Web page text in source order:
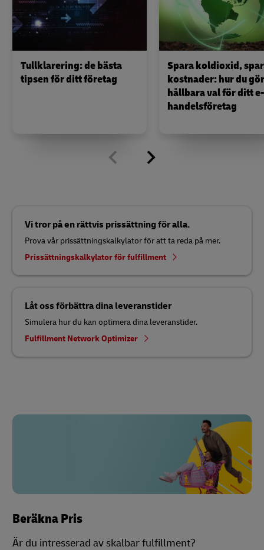
Tullklarering: de bästa
tipsen för ditt företag
Spara koldioxid,
kostnader: hur du gör
hållbara val för ditt e-
handelsföretag
Vi tror på en rättvis prissättning för alla.
Prova vår prissättningskalkylator för att ta reda på mer.
Prissättningskalkylator för fulfillment
Låt oss förbättra dina leveranstider
Simulera hur du kan optimera dina leveranstider.
Fulfillment Network Optimizer
Beräkna Pris
Är du intresserad av skalbar fulfillment?